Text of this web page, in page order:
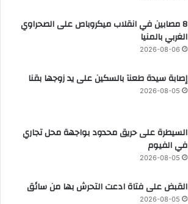
8 مصابين في انقلاب ميكروباص على الصحراوي
الغربي بالمنيا
2026-08-06
إصابة سيدة طعنآ بالسكين على يد زوجها بقنا
2026-08-05
السيطرة على حريق محدود بواجهة محل تجاري
في الفيوم
2026-08-05
القبض على فتاة ادعت التحرش بها من سائق
2026-08-05